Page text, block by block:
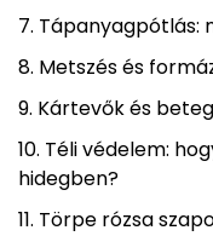
Tápanyagpótlás:
Metszés és
Kártevők és
Téli védelem:
hidegben?
Törpe rózsa